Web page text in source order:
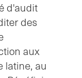
d'audit
des
aux
latine, au